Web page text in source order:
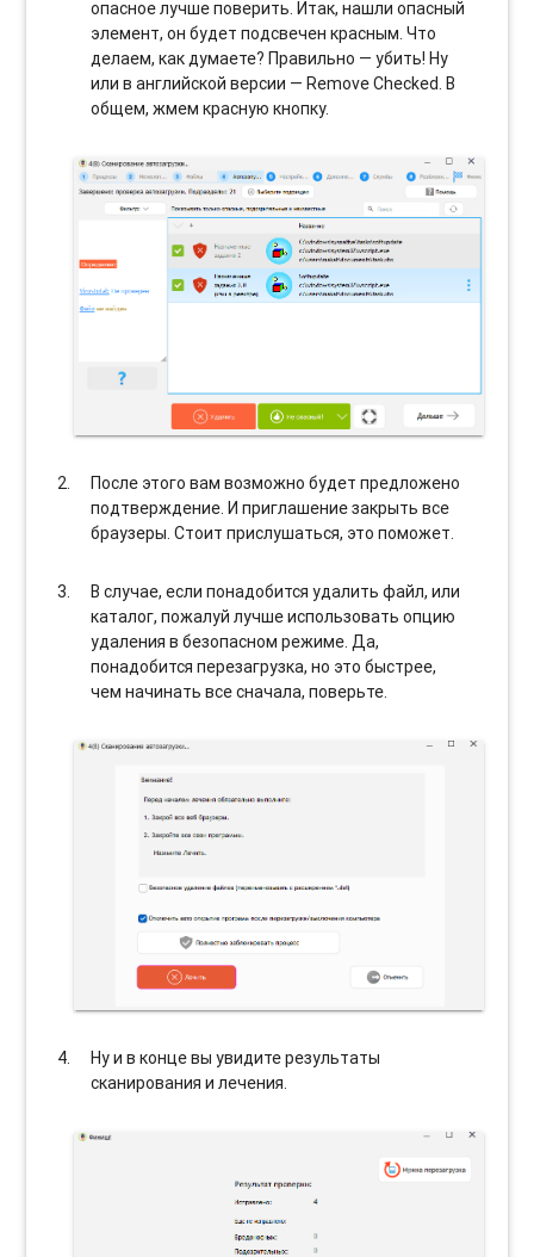
опасное лучше поверить. Итак, нашли опасный
элемент, он будет подсвечен красным. Что
делаем, как думаете? Правильно — убить! Ну
или в английской версии — Remove Checked. В
общем, жмем красную кнопку.
После этого вам возможно будет предложено
подтверждение. И приглашение закрыть все
браузеры. Стоит прислушаться, это поможет.
В случае, если понадобится удалить файл, или
каталог, пожалуй лучше использовать опцию
удаления в безопасном режиме. Да,
понадобится перезагрузка, но это быстрее,
чем начинать все сначала, поверьте.
Ну и в конце вы увидите результаты
сканирования и лечения.